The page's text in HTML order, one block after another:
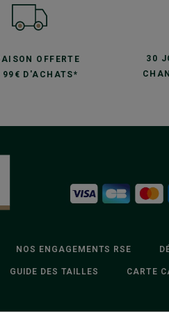
OFFERTE
99€ D'ACHATS*
30
NOS ENGAGEMENTS RSE
GUIDE DES TAILLES CARTE